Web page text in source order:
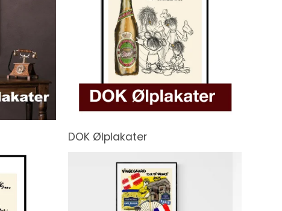
DOK Ølplakater